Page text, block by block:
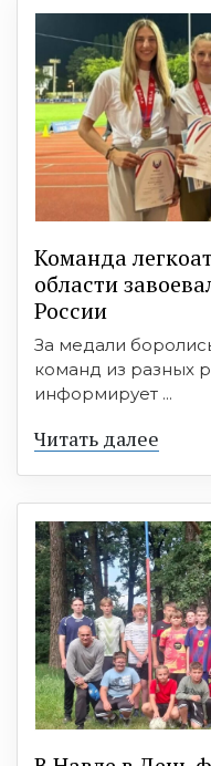
Команда
области
России
За медали
команд из разных
информирует ...
Читать далее